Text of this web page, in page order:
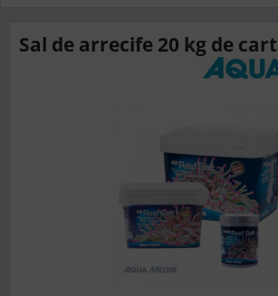
Sal de arrecife 20 kg de